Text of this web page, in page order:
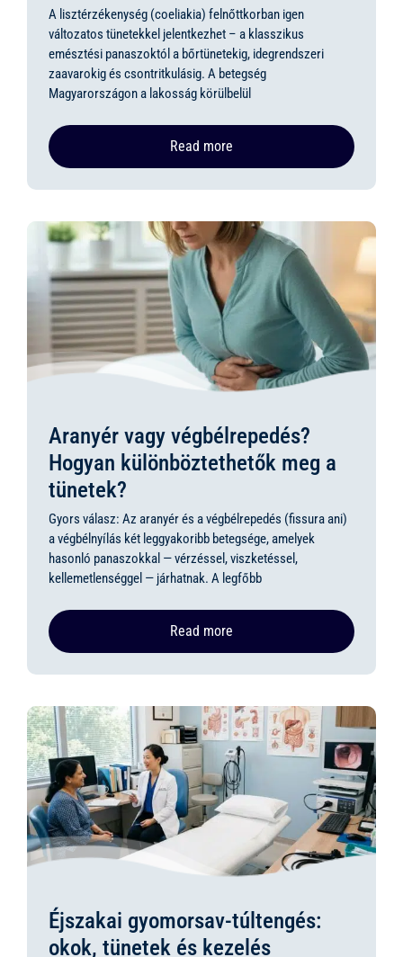
A lisztérzékenység (coeliakia) felnőttkorban igen
változatos tünetekkel jelentkezhet – a klasszikus
emésztési panaszoktól a bőrtünetekig, idegrendszeri
zaavarokig és csontritkulásig. A betegség
Magyarországon a lakosság körülbelül
Read more
Aranyér vagy végbélrepedés?
Hogyan különböztethetők meg a
tünetek?
Gyors válasz: Az aranyér és a végbélrepedés (fissura ani)
a végbélnyílás két leggyakoribb betegsége, amelyek
hasonló panaszokkal — vérzéssel, viszketéssel,
kellemetlenséggel — járhatnak. A legfőbb
Read more
Éjszakai gyomorsav-túltengés:
okok, tünetek és kezelés